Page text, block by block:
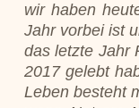
wir haben
Jahr vorbei ist
das letzte Jahr
2017 gelebt
Leben besteht